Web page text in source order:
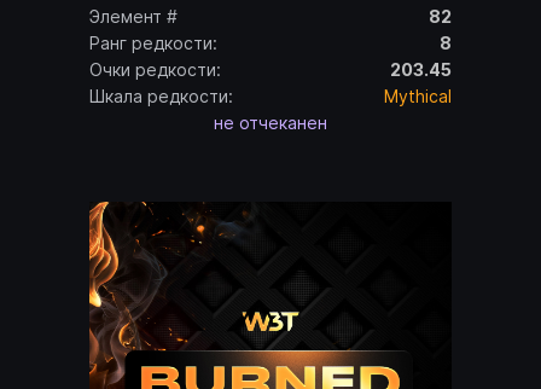
Элемент #
82
Ранг редкости:
8
Очки редкости:
203.45
Шкала редкости:
Mythical
не отчеканен